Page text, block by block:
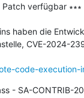
verfügbar ∗∗∗
haben die
CVE-2024-
code-execution-
- SA-CONTRIB-